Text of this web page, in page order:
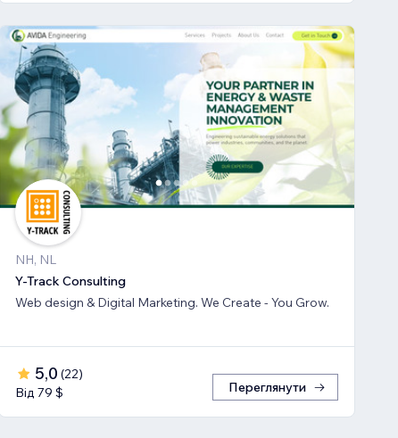
NH, NL
Y-Track Consulting
Web design & Digital Marketing. We Create - You Grow.
5,0 (22)
Від 79 $
Переглянути